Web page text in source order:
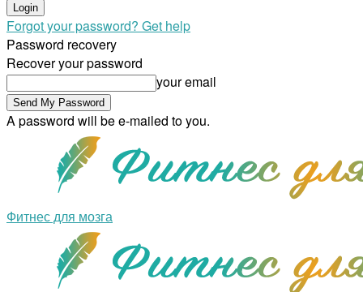
Forgot your password? Get help
Password recovery
Recover your password
your email
A password will be e-mailed to you.
Фитнес для мозга